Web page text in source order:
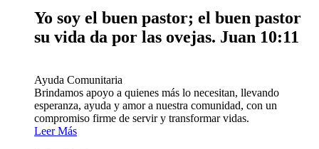
Yo soy el buen pastor; el buen pastor
su vida da por las ovejas. Juan 10:11
Ayuda Comunitaria
Brindamos apoyo a quienes más lo necesitan, llevando
esperanza, ayuda y amor a nuestra comunidad, con un
compromiso firme de servir y transformar vidas.
Leer Más